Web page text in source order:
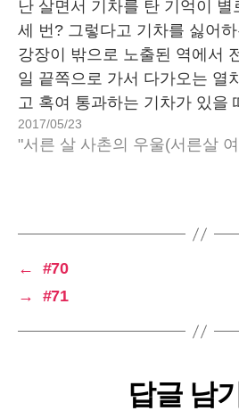
난 살면서 기차를 탄 기억이
세 번? 그렇다고 기차를 싫어
강장이 밖으로 노출된 역에서
일 끝쪽으로 가서 다가오는 열
고 혹여 통과하는 기차가 있을
수원역에서 서울에 갈 일이 있
타고 갈 생각을 하기도…
2017/05/23
"서른 살 사촌의 우울(서른살
←
#70
→
#71
답글 남